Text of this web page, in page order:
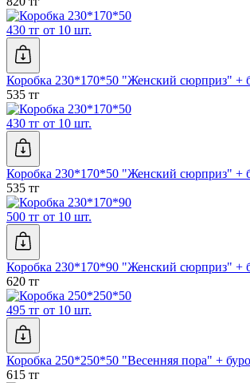
430 тг от 10 шт.
Коробка 230*170*50 "Женский сюрприз" +
535 тг
430 тг от 10 шт.
Коробка 230*170*50 "Женский сюрприз" +
535 тг
500 тг от 10 шт.
Коробка 230*170*90 "Женский сюрприз" +
620 тг
495 тг от 10 шт.
Коробка 250*250*50 "Весенняя пора" +
615 тг